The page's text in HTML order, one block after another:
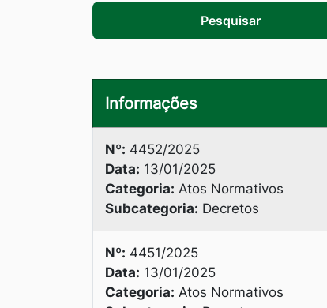
Pesquisar
Informações
Nº: 4452/2025
Data: 13/01/2025
Categoria: Atos Normativos
Subcategoria: Decretos
Nº: 4451/2025
Data: 13/01/2025
Categoria: Atos Normativos